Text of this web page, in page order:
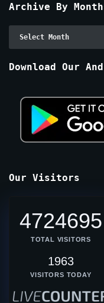
Archive By
Archive
Download Our
Our Visitors
4724695
TOTAL VISITORS
1963
VISITORS TODAY